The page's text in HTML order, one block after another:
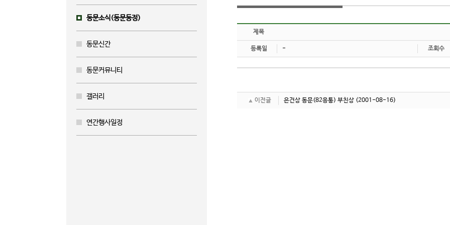
동문소식(동문동정)
동문신간
동문커뮤니티
갤러리
연간행사일정
제목
등록일 - 조회수
이전글 은건상 동문(82응통) 부친상 (2001-08-16)